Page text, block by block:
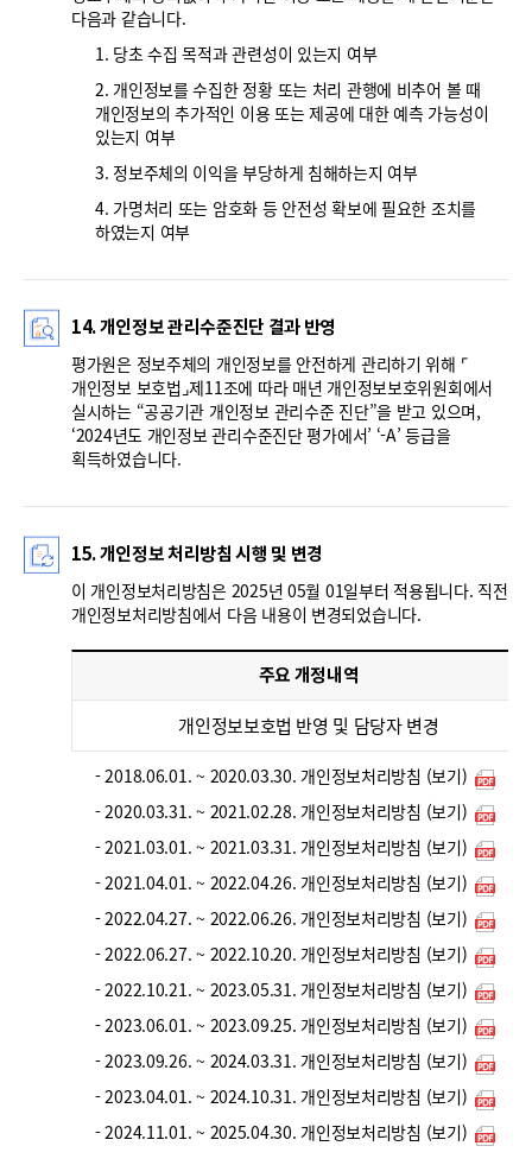
다음과 같습니다.
1. 당초 수집 목적과 관련성이 있는지 여부
2. 개인정보를 수집한 정황 또는 처리 관행에 비추어 볼 때
개인정보의 추가적인 이용 또는 제공에 대한 예측 가능성이
있는지 여부
3. 정보주체의 이익을 부당하게 침해하는지 여부
4. 가명처리 또는 암호화 등 안전성 확보에 필요한 조치를
하였는지 여부
14. 개인정보 관리수준진단 결과 반영
평가원은 정보주체의 개인정보를 안전하게 관리하기 위해 ⌜
개인정보 보호법⌟제11조에 따라 매년 개인정보보호위원회에서
실시하는 “공공기관 개인정보 관리수준 진단”을 받고 있으며,
‘2024년도 개인정보 관리수준진단 평가에서’ ‘-A’ 등급을
획득하였습니다.
15. 개인정보 처리방침 시행 및 변경
이 개인정보처리방침은 2025년 05월 01일부터 적용됩니다. 직전
개인정보처리방침에서 다음 내용이 변경되었습니다.
주요 개정내역
개인정보보호법 반영 및 담당자 변경
- 2018.06.01. ~ 2020.03.30. 개인정보처리방침 (보기)
- 2020.03.31. ~ 2021.02.28. 개인정보처리방침 (보기)
- 2021.03.01. ~ 2021.03.31. 개인정보처리방침 (보기)
- 2021.04.01. ~ 2022.04.26. 개인정보처리방침 (보기)
- 2022.04.27. ~ 2022.06.26. 개인정보처리방침 (보기)
- 2022.06.27. ~ 2022.10.20. 개인정보처리방침 (보기)
- 2022.10.21. ~ 2023.05.31. 개인정보처리방침 (보기)
- 2023.06.01. ~ 2023.09.25. 개인정보처리방침 (보기)
- 2023.09.26. ~ 2024.03.31. 개인정보처리방침 (보기)
- 2023.04.01. ~ 2024.10.31. 개인정보처리방침 (보기)
- 2024.11.01. ~ 2025.04.30. 개인정보처리방침 (보기)